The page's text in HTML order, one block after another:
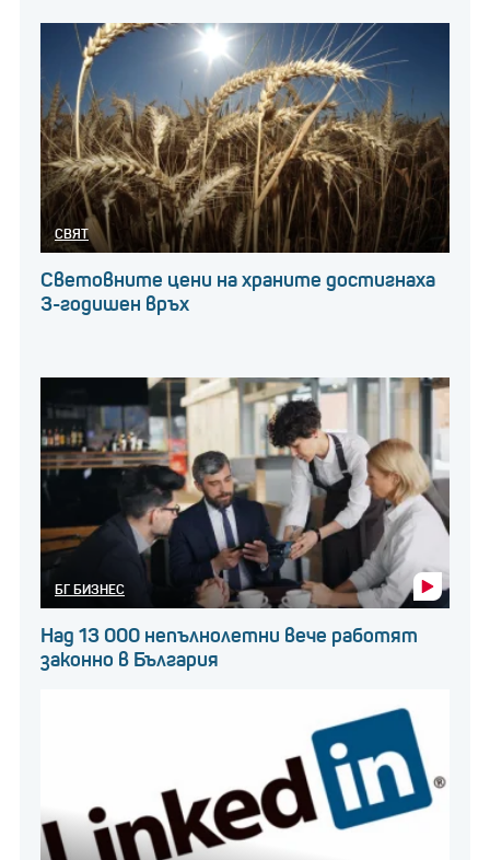
СВЯТ
Световните цени на храните достигнаха
3-годишен връх
БГ БИЗНЕС
Над 13 000 непълнолетни вече работят
законно в България